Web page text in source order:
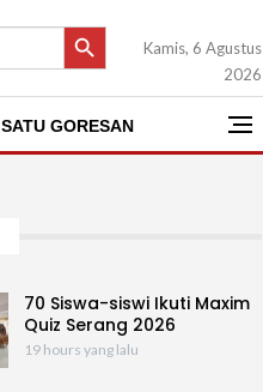
SEARCH BUTTON
Kamis, 6 Agustus
2026
SATU GORESAN
70 Siswa-siswi Ikuti Maxim
Quiz Serang 2026
19 hours yang lalu